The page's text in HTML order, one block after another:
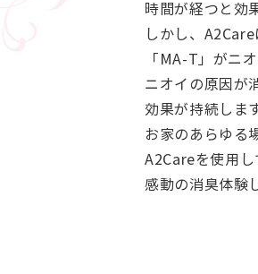
時間が経つと効
しかし、A2Care
「MA-T」がニ
ニオイの原因が
効果が持続しま
お家のあらゆる
A2Careを使用し
感動の消臭体験